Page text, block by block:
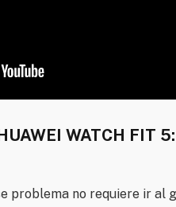
WATCH FIT
problema no requiere ir al